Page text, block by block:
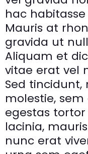
hac
Mauris at
gravida ut
Aliquam et
vitae erat vel
Sed
molestie,
egestas
lacinia,
nunc erat